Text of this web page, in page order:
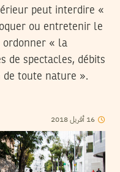
peut interdire «
ou entretenir le
ordonner « la
de spectacles, débits
de toute nature ».
16 أفريل2018